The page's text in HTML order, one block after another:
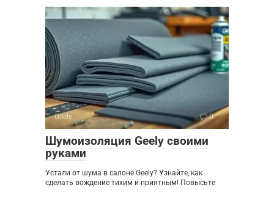
Geely 0
Шумоизоляция Geely своими
руками
Устали от шума в салоне Geely? Узнайте, как
сделать вождение тихим и приятным! Повысьте